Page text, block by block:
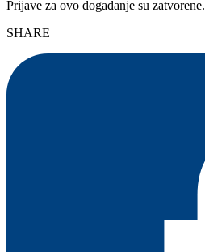
Prijave za ovo događanje su zatvorene.
SHARE